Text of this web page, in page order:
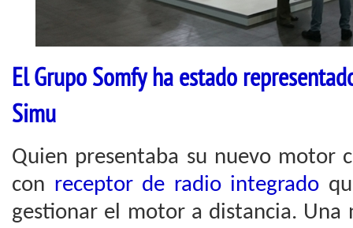
El Grupo Somfy ha estado
Simu
Quien presentaba su nuevo motor
con receptor de radio integrado
gestionar el motor a distancia. Una